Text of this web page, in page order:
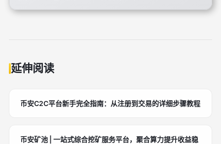
延伸阅读
币安C2C平台新手完全指南：从注册到交易的详细步骤教程
币安矿池 | 一站式综合挖矿服务平台，聚合算力提升收益稳